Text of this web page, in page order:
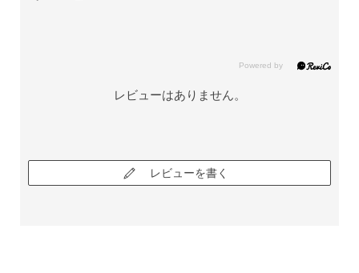
レビューはありません。
レビューを書く